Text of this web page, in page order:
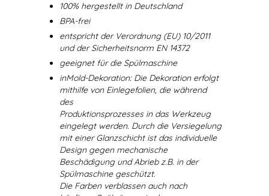
100% hergestellt in Deutschland
BPA-frei
entspricht der Verordnung (EU) 10/2011
und der Sicherheitsnorm EN 14372
geeignet für die Spülmaschine
inMold-Dekoration: Die Dekoration erfolgt
mithilfe von Einlegefolien, die während
des
Produktionsprozesses in das Werkzeug
eingelegt werden. Durch die Versiegelung
mit einer Glanzschicht ist das individuelle
Design gegen mechanische
Beschädigung und Abrieb z.B. in der
Spülmaschine geschützt.
Die Farben verblassen auch nach